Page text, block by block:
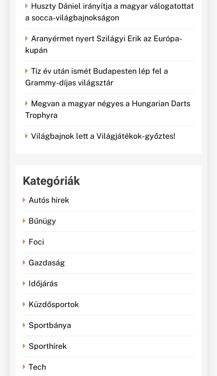
Huszty Dániel irányítja a magyar válogatottat
a socca-világbajnokságon
Aranyérmet nyert Szilágyi Erik az Európa-
kupán
Tíz év után ismét Budapesten lép fel a
Grammy-díjas világsztár
Megvan a magyar négyes a Hungarian Darts
Trophyra
Világbajnok lett a Világjátékok-győztes!
Kategóriák
Autós hírek
Bűnügy
Foci
Gazdaság
Időjárás
Küzdősportok
Sportbánya
Sporthírek
Tech